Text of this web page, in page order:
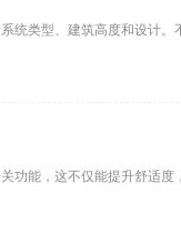
统类型、建筑高度和设计
功能，这不仅能提升舒适